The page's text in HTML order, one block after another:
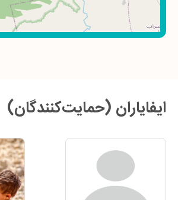
ایفایاران (حمایت‌کنندگان)